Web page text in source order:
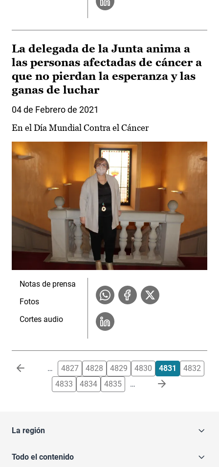
La delegada de la Junta anima a
las personas afectadas de cáncer a
que no pierdan la esperanza y las
ganas de luchar
04 de Febrero de 2021
En el Día Mundial Contra el Cáncer
Notas de prensa
Fotos
Cortes audio
Paginación … 4827 4828 4829 4830 4831
4832
4833
4834 4835 …
La región
Todo el contenido